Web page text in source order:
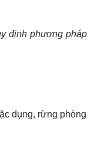
định phương pháp
dụng, rừng phòng